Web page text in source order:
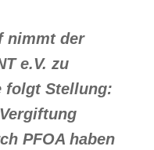
nimmt der
e.V. zu
folgt Stellung:
PFOA haben